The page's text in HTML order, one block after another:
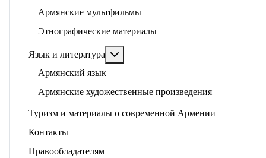
Армянские мультфильмы
Этнографические материалы
Язык и литература
Армянский язык
Армянские художественные произведения
Туризм и материалы о современной Армении
Контакты
Правообладателям